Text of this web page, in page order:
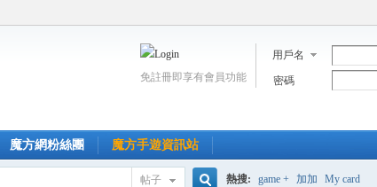
用戶名
密碼
免註冊即享有會員功能
魔方網粉絲團 魔方手遊資訊站
帖子 熱搜: game + 加加 My card